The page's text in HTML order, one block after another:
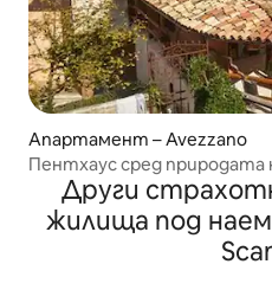
Апартамент – Avezzano
Пентхаус сред природата
Други
жилища под